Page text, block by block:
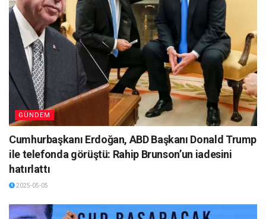
GÜNDEM
Cumhurbaşkanı Erdoğan, ABD Başkanı Donald Trump
ile telefonda görüştü: Rahip Brunson’un iadesini
hatırlattı
2025-05-05